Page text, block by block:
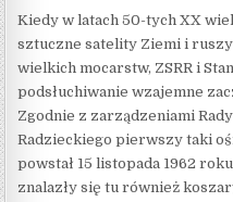
Kiedy w latach 50-tych XX
sztuczne satelity Ziemi i
wielkich mocarstw, ZSRR i
podsłuchiwanie wzajemne
Zgodnie z zarządzeniami
Radzieckiego pierwszy taki
powstał 15 listopada 1962
znalazły się tu również